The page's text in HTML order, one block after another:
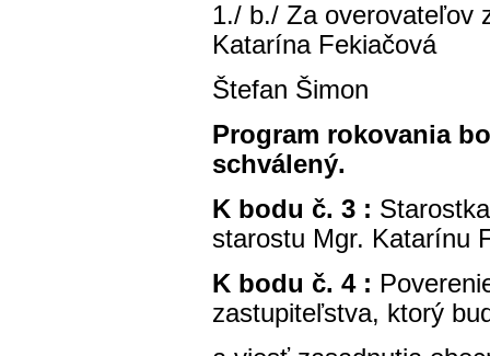
1./ b./ Za overovateľov
Katarína Fekiačová
Štefan Šimon
Program rokovania
schválený.
K bodu č. 3 :
starostu Mgr. Katarínu
K bodu č. 4 :
zastupiteľstva, ktorý